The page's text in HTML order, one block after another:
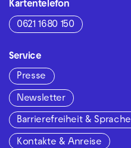
Kartentelefon
0621 1680 150
Service
Presse
Newsletter
Barrierefreiheit & Sprache
Kontakte & Anreise